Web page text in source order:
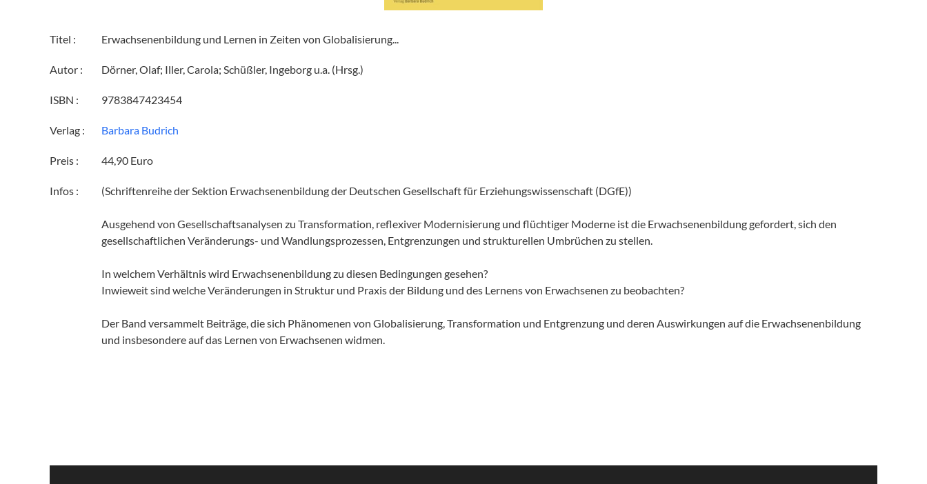
Titel : Erwachsenenbildung und Lernen in Zeiten von Globalisierung...
Autor : Dörner, Olaf; Iller, Carola; Schüßler, Ingeborg u.a. (Hrsg.)
ISBN : 9783847423454
Verlag : Barbara Budrich
Preis : 44,90 Euro
Infos : (Schriftenreihe der Sektion Erwachsenenbildung der Deutschen Gesellschaft für Erziehungswissenschaft (DGfE))
Ausgehend von Gesellschaftsanalysen zu Transformation, reflexiver Modernisierung und flüchtiger Moderne ist die Erwachsenenbildung gefordert, sich den
gesellschaftlichen Veränderungs- und Wandlungsprozessen, Entgrenzungen und strukturellen Umbrüchen zu stellen.
In welchem Verhältnis wird Erwachsenenbildung zu diesen Bedingungen gesehen?
Inwieweit sind welche Veränderungen in Struktur und Praxis der Bildung und des Lernens von Erwachsenen zu beobachten?
Der Band versammelt Beiträge, die sich Phänomenen von Globalisierung, Transformation und Entgrenzung und deren Auswirkungen auf die Erwachsenenbildung
und insbesondere auf das Lernen von Erwachsenen widmen.